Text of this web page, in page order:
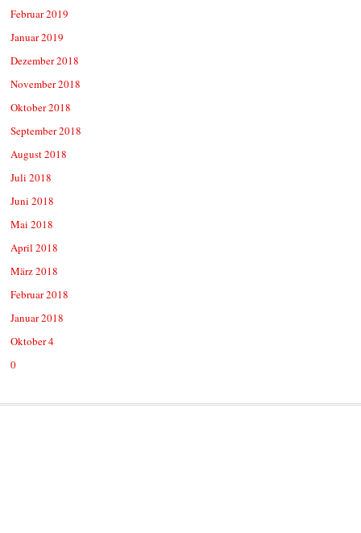
Februar 2019
Januar 2019
Dezember 2018
November 2018
Oktober 2018
September 2018
August 2018
Juli 2018
Juni 2018
Mai 2018
April 2018
März 2018
Februar 2018
Januar 2018
Oktober 4
0